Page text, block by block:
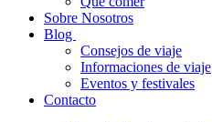
Sobre Nosotros
Blog
Consejos de viaje
Informaciones de viaje
Eventos y festivales
Contacto